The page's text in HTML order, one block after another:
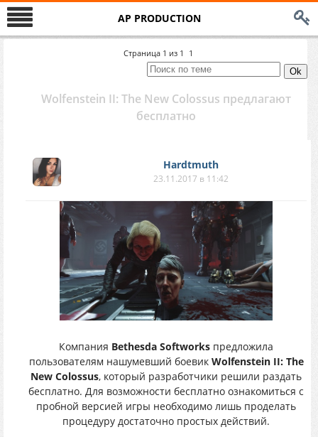
AP PRODUCTION
Страница 1 из 1 1
Wolfenstein II: The New Colossus предлагают
бесплатно
Hardtmuth
23.11.2017 в 11:42
Компания Bethesda Softworks предложила
пользователям нашумевший боевик Wolfenstein II: The
New Colossus, который разработчики решили раздать
бесплатно. Для возможности бесплатно ознакомиться с
пробной версией игры необходимо лишь проделать
процедуру достаточно простых действий.